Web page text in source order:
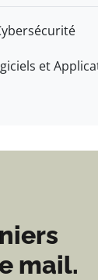
et
et
mail.